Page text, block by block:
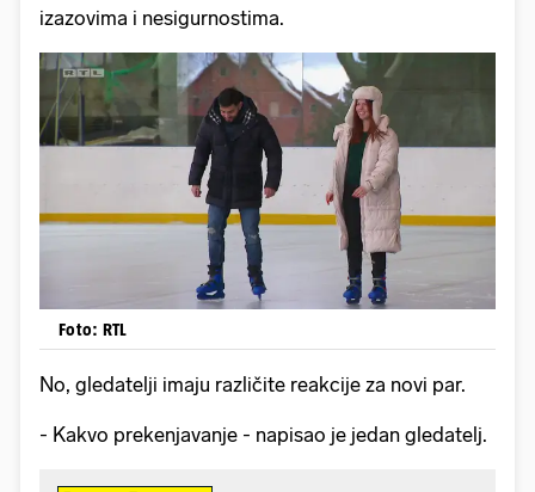
izazovima i nesigurnostima.
Foto: RTL
No, gledatelji imaju različite reakcije za novi par.
- Kakvo prekenjavanje - napisao je jedan gledatelj.